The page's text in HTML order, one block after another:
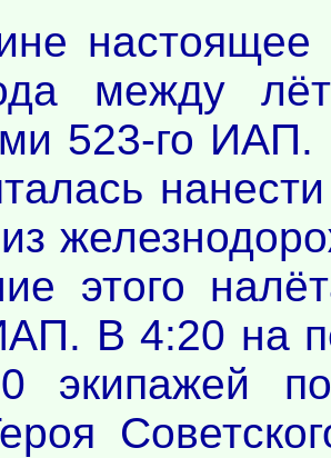
между
523-го ИАП.
этого
В 4:20 на
экипажей